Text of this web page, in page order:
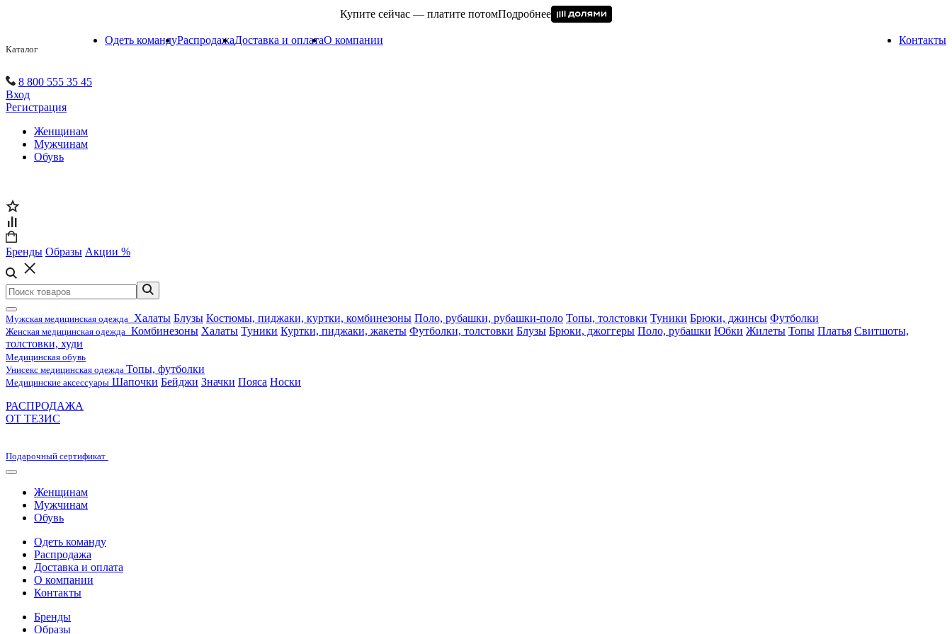
Купите сейчас — платите потомПодробнее
Каталог
Одеть командуРаспродажаДоставка и оплатаО компании Контакты
8 800 555 35 45
Вход
Регистрация
Женщинам
Мужчинам
Обувь
Бренды Образы Акции %
Мужская медицинская одежда Халаты Блузы Костюмы, пиджаки, куртки, комбинезоны Поло, рубашки, рубашки-поло Топы, толстовки Туники Брюки, джинсы Футболки
Женская медицинская одежда Комбинезоны Халаты Туники Куртки, пиджаки, жакеты Футболки, толстовки Блузы Брюки, джоггеры Поло, рубашки Юбки Жилеты Топы Платья Свитшоты,
толстовки, худи
Медицинская обувь
Унисекс медицинская одежда Топы, футболки
Медицинские аксессуары Шапочки Бейджи Значки Пояса Носки
РАСПРОДАЖА
ОТ ТЕЗИС
Подарочный сертификат
Женщинам
Мужчинам
Обувь
Одеть команду
Распродажа
Доставка и оплата
О компании
Контакты
Бренды
Образы